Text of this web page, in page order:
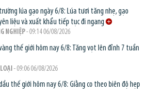
lúa gạo ngày 6/8: Lúa tươi tăng nhẹ, gạo
liệu và xuất khẩu tiếp tục đi ngang
NGHIỆP- 09:14 06/08/2026
thế giới hôm nay 6/8: Tăng vọt lên đỉnh 7 tuần
- 09:06 06/08/2026
thế giới hôm nay 6/8: Giằng co theo biên độ hẹp